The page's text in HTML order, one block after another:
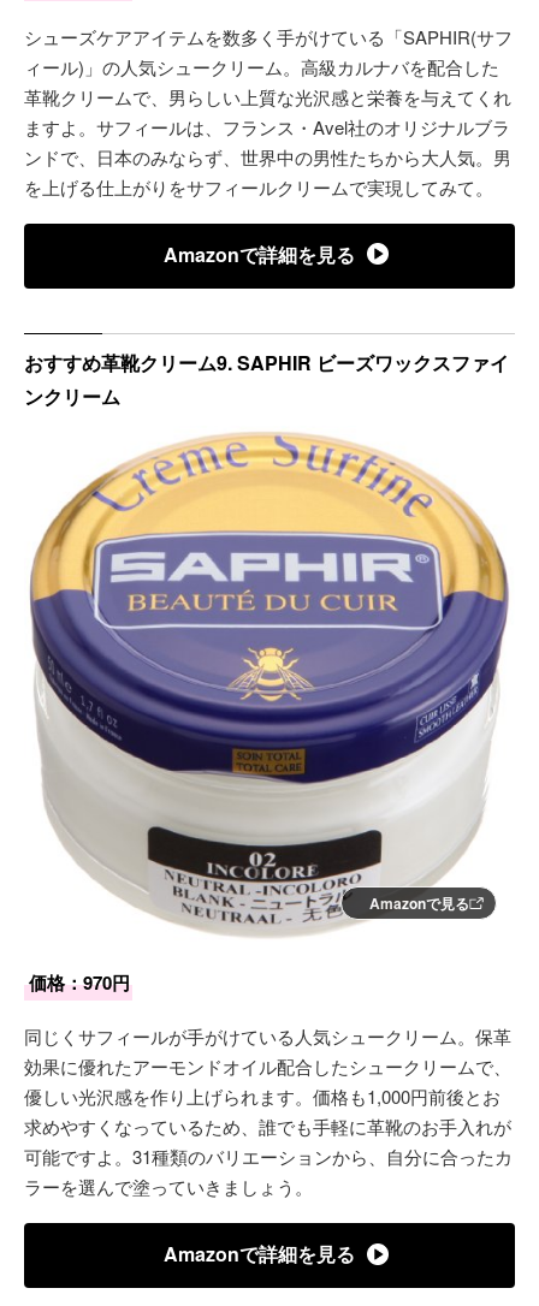
シューズケアアイテムを数多く手がけている「SAPHIR(サフ
ィール)」の人気シュークリーム。高級カルナバを配合した
革靴クリームで、男らしい上質な光沢感と栄養を与えてくれ
ますよ。サフィールは、フランス・Avel社のオリジナルブラ
ンドで、日本のみならず、世界中の男性たちから大人気。男
を上げる仕上がりをサフィールクリームで実現してみて。
Amazonで詳細を見る
おすすめ革靴クリーム9. SAPHIR ビーズワックスファイ
ンクリーム
Amazonで見る
価格：970円
同じくサフィールが手がけている人気シュークリーム。保革
効果に優れたアーモンドオイル配合したシュークリームで、
優しい光沢感を作り上げられます。価格も1,000円前後とお
求めやすくなっているため、誰でも手軽に革靴のお手入れが
可能ですよ。31種類のバリエーションから、自分に合ったカ
ラーを選んで塗っていきましょう。
Amazonで詳細を見る